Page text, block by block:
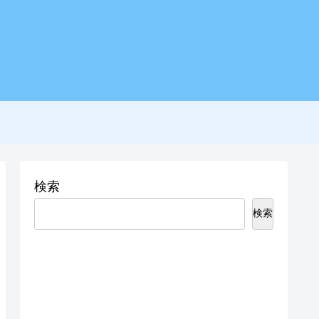
検索
検索